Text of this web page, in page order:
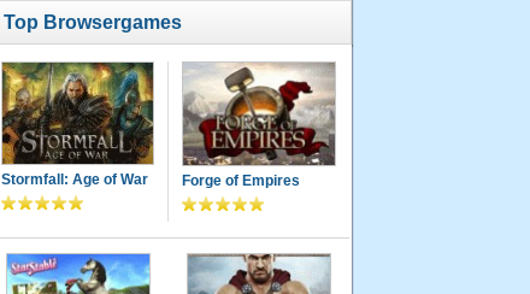
Top Browsergames
Stormfall: Age of War Forge of Empires